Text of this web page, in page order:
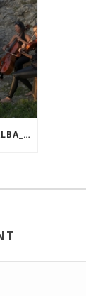
LE GRIGNE_RIFUGIO ROSALBA_MANDELLO DEL LARIO